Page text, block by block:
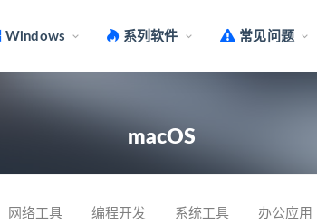
Windows 系列软件 常见问题
macOS
网络工具 编程开发 系统工具 办公应用